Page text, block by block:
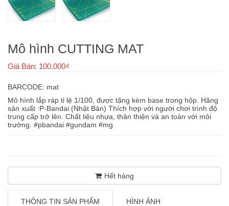
Mô hình CUTTING MAT
Giá Bán: 100.000₫
BARCODE: mat
Mô hình lắp ráp tỉ lệ 1/100, được tặng kèm base trong hộp. Hãng
sản xuất :P-Bandai (Nhật Bản) Thích hợp với người chơi trình độ
trung cấp trở lên. Chất liệu nhựa, thân thiện và an toàn với môi
trường. #pbandai #gundam #mg
Hết hàng
THÔNG TIN SẢN PHẨM HÌNH ẢNH